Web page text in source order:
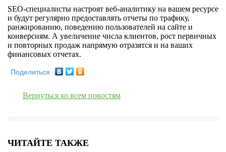
SEO-специалисты настроят веб-аналитику на вашем ресурсе
и будут регулярно предоставлять отчеты по трафику,
ранжированию, поведению пользователей на сайте и
конверсиям. А увеличение числа клиентов, рост первичных
и повторных продаж напрямую отразятся и на ваших
финансовых отчетах.
Поделиться
Вернуться ко всем новостям
ЧИТАЙТЕ ТАКЖЕ